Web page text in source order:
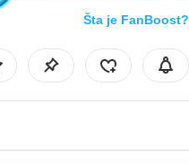
Šta je FanBoost?